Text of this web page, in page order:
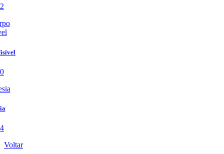
Voltar